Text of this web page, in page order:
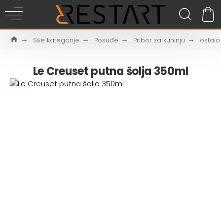
Sve kategorije Posuđe Pribor za kuhinju ostalo
Le Creuset putna šolja 350ml